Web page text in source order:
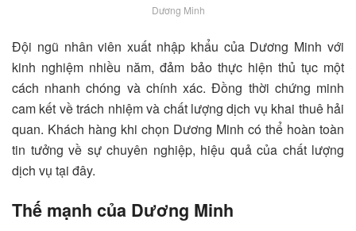
Dương Minh
Đội ngũ nhân viên xuất nhập khẩu của Dương Minh với
kinh nghiệm nhiều năm, đảm bảo thực hiện thủ tục một
cách nhanh chóng và chính xác. Đồng thời chứng minh
cam kết về trách nhiệm và chất lượng dịch vụ khai thuê hải
quan. Khách hàng khi chọn Dương Minh có thể hoàn toàn
tin tưởng về sự chuyên nghiệp, hiệu quả của chất lượng
dịch vụ tại đây.
Thế mạnh của Dương Minh